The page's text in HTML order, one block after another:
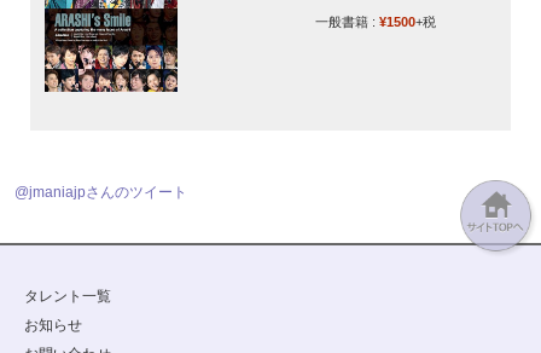
一般書籍 : ¥1500+税
@jmaniajpさんのツイート
タレント一覧
お知らせ